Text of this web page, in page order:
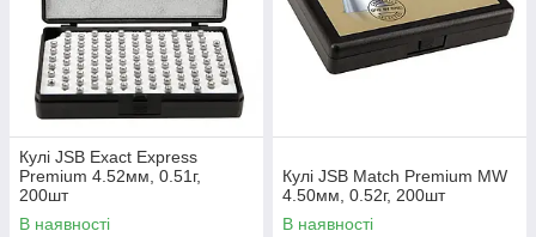
Кулі JSB Exact Express
Premium 4.52мм, 0.51г,
200шт
В наявності
Кулі JSB Match Premium MW
4.50мм, 0.52г, 200шт
В наявності